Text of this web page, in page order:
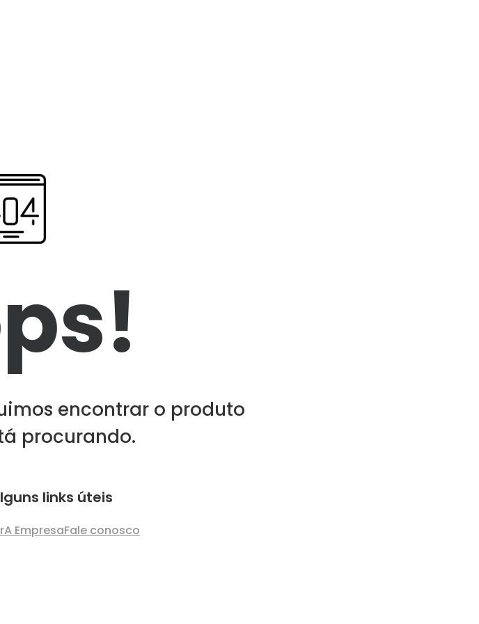
encontrar o produto
procurando.
links úteis
A EmpresaFale conosco